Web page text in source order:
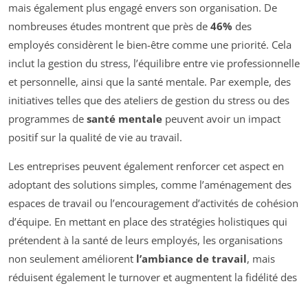
mais également plus engagé envers son organisation. De
nombreuses études montrent que près de 46% des
employés considèrent le bien-être comme une priorité. Cela
inclut la gestion du stress, l’équilibre entre vie professionnelle
et personnelle, ainsi que la santé mentale. Par exemple, des
initiatives telles que des ateliers de gestion du stress ou des
programmes de santé mentale peuvent avoir un impact
positif sur la qualité de vie au travail.
Les entreprises peuvent également renforcer cet aspect en
adoptant des solutions simples, comme l’aménagement des
espaces de travail ou l’encouragement d’activités de cohésion
d’équipe. En mettant en place des stratégies holistiques qui
prétendent à la santé de leurs employés, les organisations
non seulement améliorent l’ambiance de travail, mais
réduisent également le turnover et augmentent la fidélité des